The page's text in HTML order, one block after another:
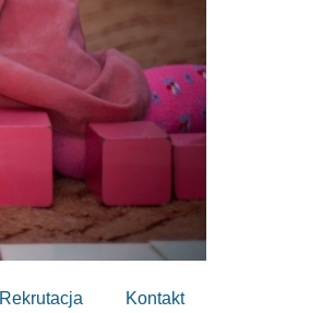
Rekrutacja Kontakt